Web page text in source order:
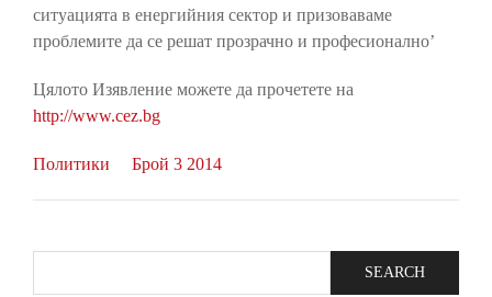
ситуацията в енергийния сектор и призоваваме
проблемите да се решат прозрачно и професионално’
Цялото Изявление можете да прочетете на
http://www.cez.bg
Политики Брой 3 2014